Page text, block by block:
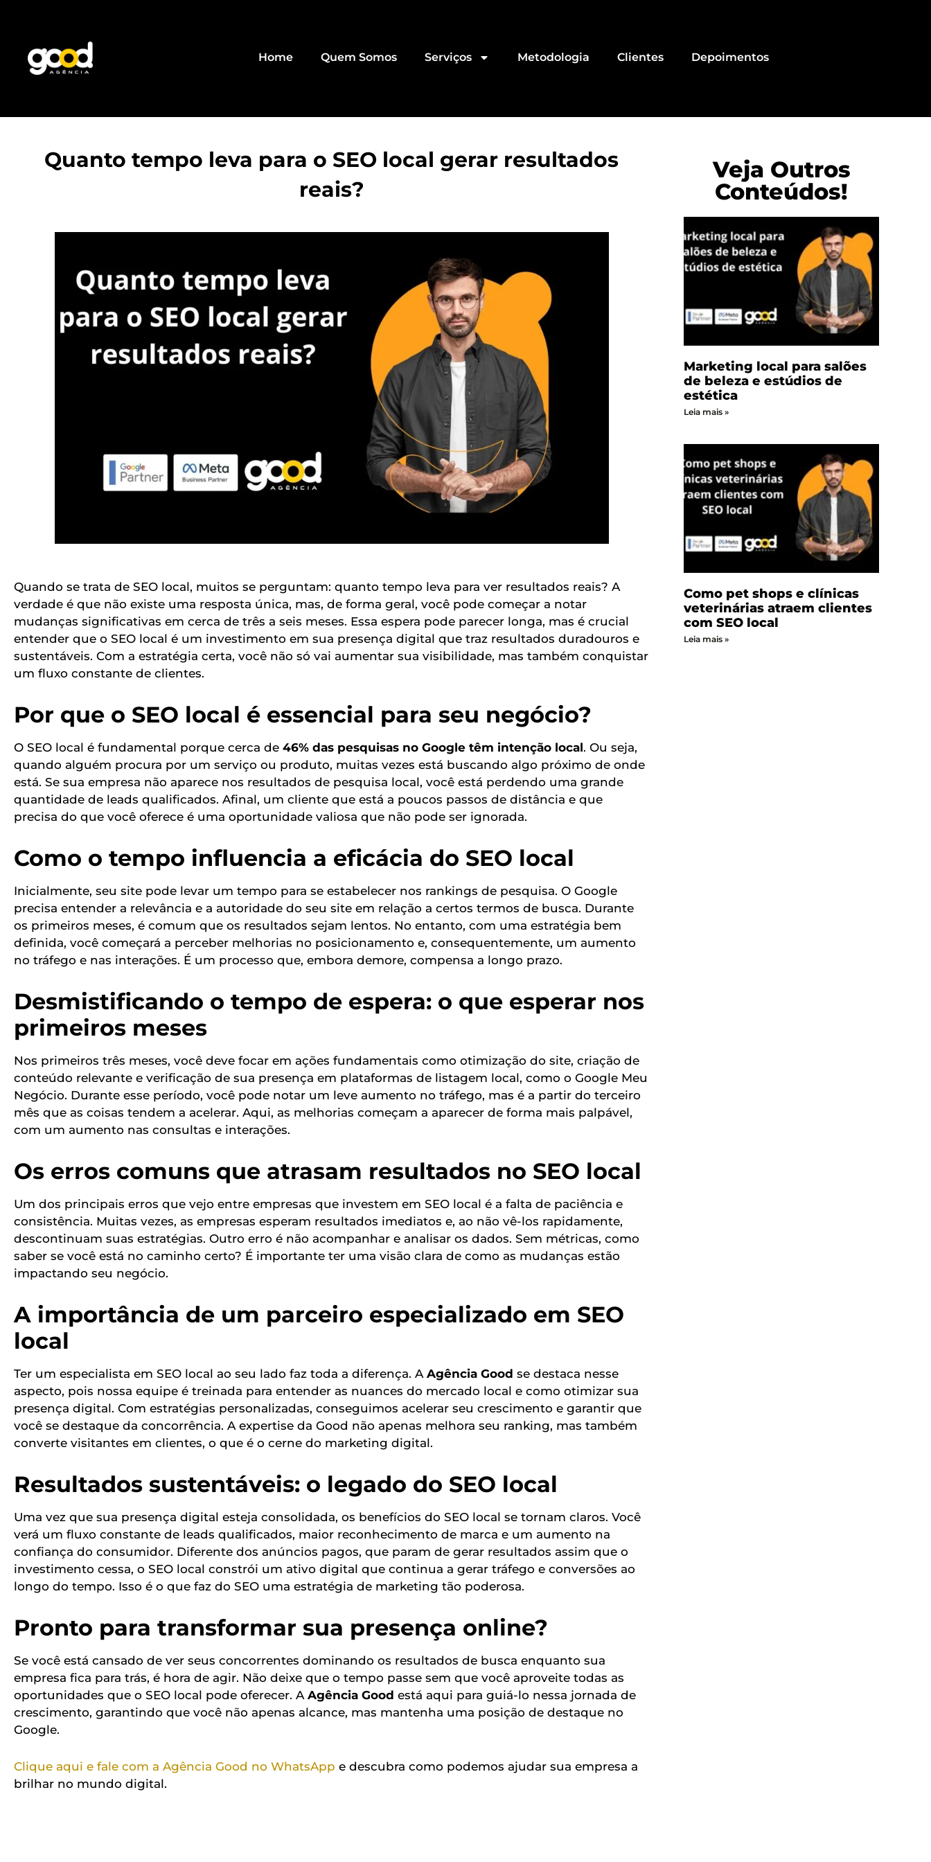
Home Quem Somos Serviços Metodologia Clientes Depoimentos
Quanto tempo leva para o SEO local gerar resultados
reais?
Quando se trata de SEO local, muitos se perguntam: quanto tempo leva para ver resultados reais? A
verdade é que não existe uma resposta única, mas, de forma geral, você pode começar a notar
mudanças significativas em cerca de três a seis meses. Essa espera pode parecer longa, mas é crucial
entender que o SEO local é um investimento em sua presença digital que traz resultados duradouros e
sustentáveis. Com a estratégia certa, você não só vai aumentar sua visibilidade, mas também conquistar
um fluxo constante de clientes.
Por que o SEO local é essencial para seu negócio?
O SEO local é fundamental porque cerca de 46% das pesquisas no Google têm intenção local. Ou seja,
quando alguém procura por um serviço ou produto, muitas vezes está buscando algo próximo de onde
está. Se sua empresa não aparece nos resultados de pesquisa local, você está perdendo uma grande
quantidade de leads qualificados. Afinal, um cliente que está a poucos passos de distância e que
precisa do que você oferece é uma oportunidade valiosa que não pode ser ignorada.
Como o tempo influencia a eficácia do SEO local
Inicialmente, seu site pode levar um tempo para se estabelecer nos rankings de pesquisa. O Google
precisa entender a relevância e a autoridade do seu site em relação a certos termos de busca. Durante
os primeiros meses, é comum que os resultados sejam lentos. No entanto, com uma estratégia bem
definida, você começará a perceber melhorias no posicionamento e, consequentemente, um aumento
no tráfego e nas interações. É um processo que, embora demore, compensa a longo prazo.
Desmistificando o tempo de espera: o que esperar nos
primeiros meses
Nos primeiros três meses, você deve focar em ações fundamentais como otimização do site, criação de
conteúdo relevante e verificação de sua presença em plataformas de listagem local, como o Google Meu
Negócio. Durante esse período, você pode notar um leve aumento no tráfego, mas é a partir do terceiro
mês que as coisas tendem a acelerar. Aqui, as melhorias começam a aparecer de forma mais palpável,
com um aumento nas consultas e interações.
Os erros comuns que atrasam resultados no SEO local
Um dos principais erros que vejo entre empresas que investem em SEO local é a falta de paciência e
consistência. Muitas vezes, as empresas esperam resultados imediatos e, ao não vê-los rapidamente,
descontinuam suas estratégias. Outro erro é não acompanhar e analisar os dados. Sem métricas, como
saber se você está no caminho certo? É importante ter uma visão clara de como as mudanças estão
impactando seu negócio.
A importância de um parceiro especializado em SEO
local
Ter um especialista em SEO local ao seu lado faz toda a diferença. A Agência Good se destaca nesse
aspecto, pois nossa equipe é treinada para entender as nuances do mercado local e como otimizar sua
presença digital. Com estratégias personalizadas, conseguimos acelerar seu crescimento e garantir que
você se destaque da concorrência. A expertise da Good não apenas melhora seu ranking, mas também
converte visitantes em clientes, o que é o cerne do marketing digital.
Resultados sustentáveis: o legado do SEO local
Uma vez que sua presença digital esteja consolidada, os benefícios do SEO local se tornam claros. Você
verá um fluxo constante de leads qualificados, maior reconhecimento de marca e um aumento na
confiança do consumidor. Diferente dos anúncios pagos, que param de gerar resultados assim que o
investimento cessa, o SEO local constrói um ativo digital que continua a gerar tráfego e conversões ao
longo do tempo. Isso é o que faz do SEO uma estratégia de marketing tão poderosa.
Pronto para transformar sua presença online?
Se você está cansado de ver seus concorrentes dominando os resultados de busca enquanto sua
empresa fica para trás, é hora de agir. Não deixe que o tempo passe sem que você aproveite todas as
oportunidades que o SEO local pode oferecer. A Agência Good está aqui para guiá-lo nessa jornada de
crescimento, garantindo que você não apenas alcance, mas mantenha uma posição de destaque no
Google.
Clique aqui e fale com a Agência Good no WhatsApp e descubra como podemos ajudar sua empresa a
brilhar no mundo digital.
Veja Outros
Conteúdos!
Marketing local para salões
de beleza e estúdios de
estética
Leia mais »
Como pet shops e clínicas
veterinárias atraem clientes
com SEO local
Leia mais »